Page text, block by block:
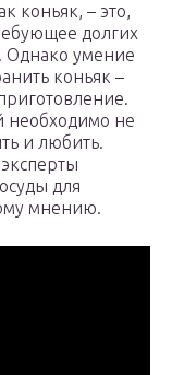
коньяк, – это,
долгих
Однако умение
коньяк –
необходимо не
и любить.
для
мнению.